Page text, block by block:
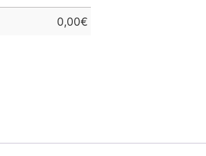
0,00€